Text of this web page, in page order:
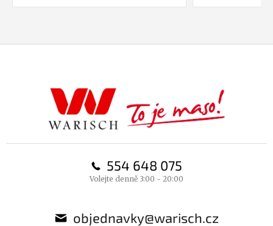
554 648 075
Volejte denně 3:00 - 20:00
objednavky@warisch.cz